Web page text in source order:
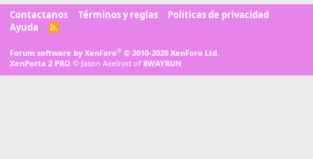
Contactanos Términos y reglas
Politicas de privacidad
Ayuda
R
Forum software by XenForo® © 2010-2020 XenForo Ltd.
XenPorta 2 PRO © Jason Axelrod of 8WAYRUN